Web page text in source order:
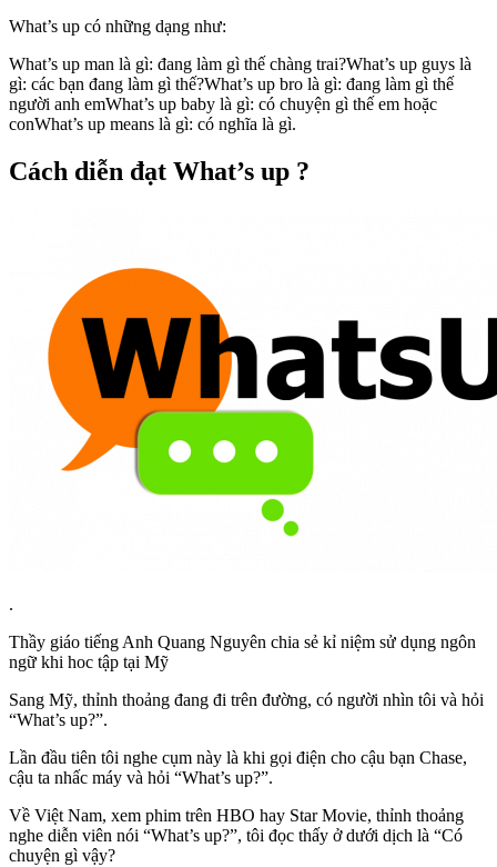
What’s up có những dạng như:
What’s up man là gì: đang làm gì thế chàng trai?What’s up guys là
gì: các bạn đang làm gì thế?What’s up bro là gì: đang làm gì thế
người anh emWhat’s up baby là gì: có chuyện gì thế em hoặc
conWhat’s up means là gì: có nghĩa là gì.
Cách diễn đạt What’s up ?
.
Thầy giáo tiếng Anh Quang Nguyên chia sẻ kỉ niệm sử dụng ngôn
ngữ khi hoc tập tại Mỹ
Sang Mỹ, thỉnh thoảng đang đi trên đường, có người nhìn tôi và hỏi
“What’s up?”.
Lần đầu tiên tôi nghe cụm này là khi gọi điện cho cậu bạn Chase,
cậu ta nhấc máy và hỏi “What’s up?”.
Về Việt Nam, xem phim trên HBO hay Star Movie, thỉnh thoảng
nghe diễn viên nói “What’s up?”, tôi đọc thấy ở dưới dịch là “Có
chuyện gì vậy?